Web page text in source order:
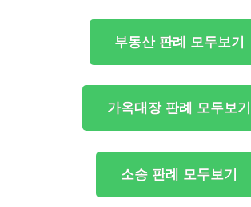
부동산 판례 모두보기
가옥대장 판례 모두보기
소송 판례 모두보기